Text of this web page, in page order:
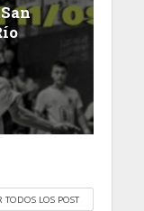
TODOS LOS POST